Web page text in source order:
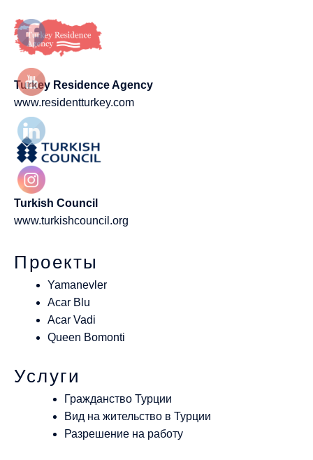
Turkey Residence Agency
www.residentturkey.com
Turkish Council
www.turkishcouncil.org
Проекты
Yamanevler
Acar Blu
Acar Vadi
Queen Bomonti
Услуги
Гражданство Турции
Вид на жительство в Турции
Разрешение на работу